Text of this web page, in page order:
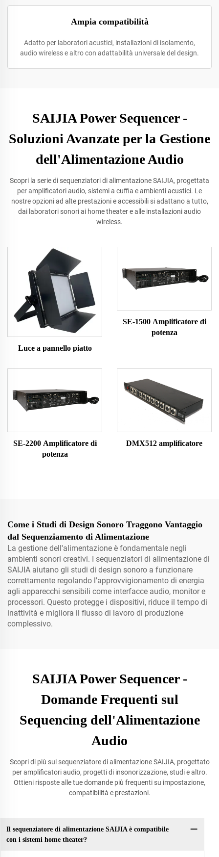
Ampia compatibilità
Adatto per laboratori acustici, installazioni di isolamento,
audio wireless e altro con adattabilità universale del design.
SAIJIA Power Sequencer -
Soluzioni Avanzate per la Gestione
dell'Alimentazione Audio
Scopri la serie di sequenziatori di alimentazione SAIJIA, progettata
per amplificatori audio, sistemi a cuffia e ambienti acustici. Le
nostre opzioni ad alte prestazioni e accessibili si adattano a tutto,
dai laboratori sonori ai home theater e alle installazioni audio
wireless.
Luce a pannello piatto
SE-1500 Amplificatore di
potenza
SE-2200 Amplificatore di
potenza
DMX512 amplificatore
Come i Studi di Design Sonoro Traggono Vantaggio
dal Sequenziamento di Alimentazione
La gestione dell'alimentazione è fondamentale negli
ambienti sonori creativi. I sequenziatori di alimentazione di
SAIJIA aiutano gli studi di design sonoro a funzionare
correttamente regolando l'approvvigionamento di energia
agli apparecchi sensibili come interfacce audio, monitor e
processori. Questo protegge i dispositivi, riduce il tempo di
inattività e migliora il flusso di lavoro di produzione
complessivo.
SAIJIA Power Sequencer -
Domande Frequenti sul
Sequencing dell'Alimentazione
Audio
Scopri di più sul sequenziatore di alimentazione SAIJIA, progettato
per amplificatori audio, progetti di insonorizzazione, studi e altro.
Ottieni risposte alle tue domande più frequenti su impostazione,
compatibilità e prestazioni.
Il sequenziatore di alimentazione SAIJIA è compatibile
con i sistemi home theater?